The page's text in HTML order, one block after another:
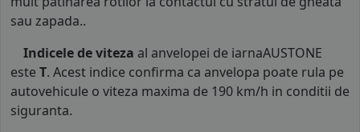
sau zapada..
Indicele de viteza al anvelopei de iarnaAUSTONE
este T. Acest indice confirma ca anvelopa poate rula pe
autovehicule o viteza maxima de 190 km/h in conditii de
siguranta.